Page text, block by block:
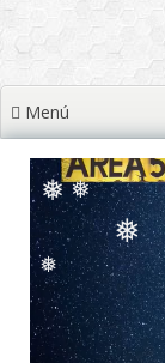
❅
❅
❅
❅❅
❅
Menú